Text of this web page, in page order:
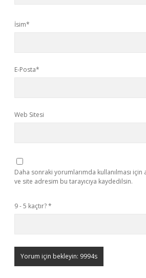
İsim*
E-Posta*
Web Sitesi
Daha sonraki yorumlarımda kullanılması
ve site adresim bu tarayıcıya kaydedilsin.
9 - 5 kaçtır?*